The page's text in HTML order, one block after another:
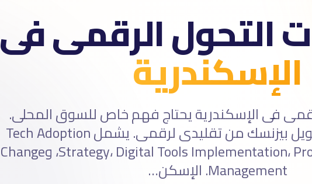
التحول الرقمى فى
الإسكندرية
فى الإسكندرية يحتاج فهم خاص للسوق المحلى.
استشارات شاملة لتحويل بيزنسك من تقليدى لرقمى. يشمل Tech Adoption
Strategy، Digital Tools Implementation، Process Re-engineering، وChange
Management. الإسكن…